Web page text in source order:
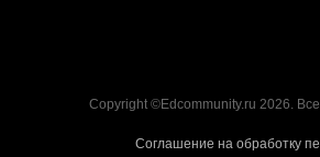
Copyright ©Edcommunity.ru 2026.
Соглашение на обработку